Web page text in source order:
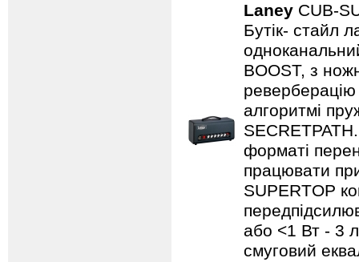
Laney CUB-
Бутік- стайл
BOOST, з
алгоритмі
форматі
працювати
SUPERTOP
або <1 Вт - 3
смуговий